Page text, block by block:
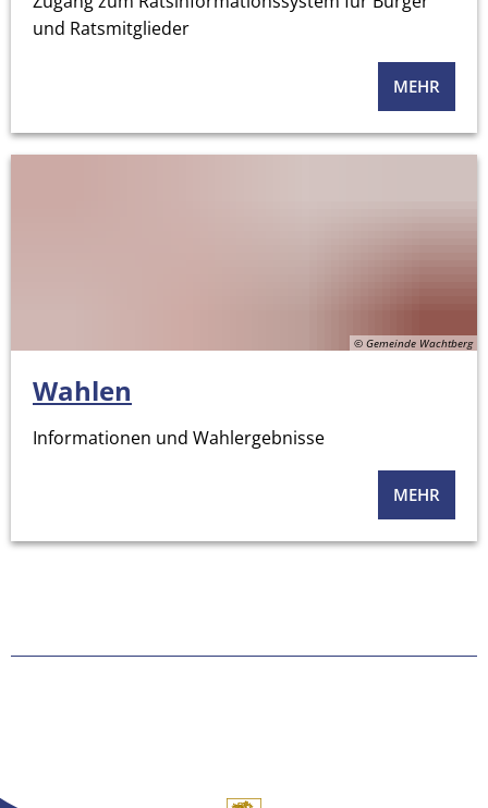
und Ratsmitglieder
MEHR
© Gemeinde Wachtberg
Wahlen
Informationen und Wahlergebnisse
MEHR